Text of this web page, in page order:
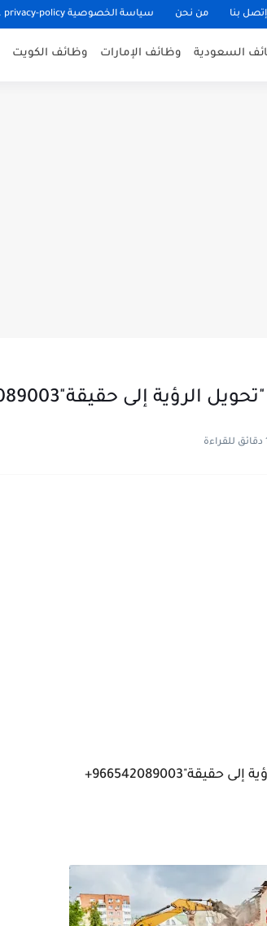
إتصل بنا من نحن سياسة الخصوصية privacy-policy .
السعودية وظائف الإمارات وظائف الكويت
إلى حقيقة"966542089003+